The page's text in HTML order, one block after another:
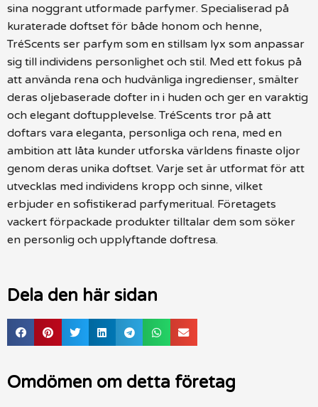
sina noggrant utformade parfymer. Specialiserad på
kuraterade doftset för både honom och henne,
TréScents ser parfym som en stillsam lyx som anpassar
sig till individens personlighet och stil. Med ett fokus på
att använda rena och hudvänliga ingredienser, smälter
deras oljebaserade dofter in i huden och ger en varaktig
och elegant doftupplevelse. TréScents tror på att
doftars vara eleganta, personliga och rena, med en
ambition att låta kunder utforska världens finaste oljor
genom deras unika doftset. Varje set är utformat för att
utvecklas med individens kropp och sinne, vilket
erbjuder en sofistikerad parfymeritual. Företagets
vackert förpackade produkter tilltalar dem som söker
en personlig och upplyftande doftresa.
Dela den här sidan
Omdömen om detta företag